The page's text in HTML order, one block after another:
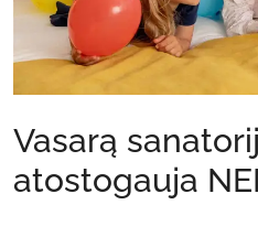
Vasarą
atostogauja